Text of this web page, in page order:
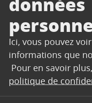
Ici, vous pouvez
informations que
Pour en savoir
politique de
Élémentaire
pas de garderie
restauration, pas de
Élémentaire
normal, garderie
maintenues